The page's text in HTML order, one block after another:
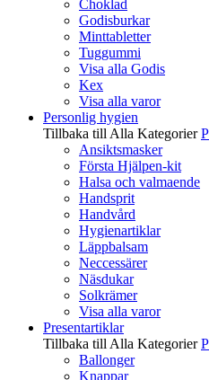
Choklad
Godisburkar
Minttabletter
Tuggummi
Visa alla Godis
Kex
Visa alla varor
Personlig hygien
Tillbaka till Alla Kategorier
Ansiktsmasker
Första Hjälpen-kit
Halsa och valmaende
Handsprit
Handvård
Hygienartiklar
Läppbalsam
Neccessärer
Näsdukar
Solkrämer
Visa alla varor
Presentartiklar
Tillbaka till Alla Kategorier
Ballonger
Knappar